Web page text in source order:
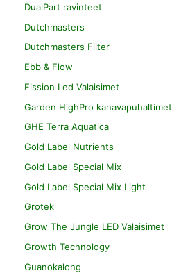
DualPart ravinteet
Dutchmasters
Dutchmasters Filter
Ebb & Flow
Fission Led Valaisimet
Garden HighPro kanavapuhaltimet
GHE Terra Aquatica
Gold Label Nutrients
Gold Label Special Mix
Gold Label Special Mix Light
Grotek
Grow The Jungle LED Valaisimet
Growth Technology
Guanokalong